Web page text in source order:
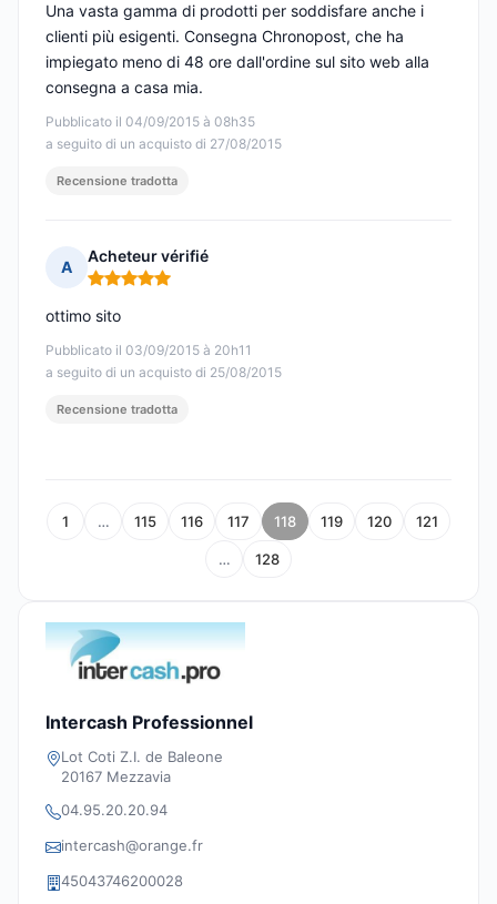
Pubblicato il 04/09/2015 à 08h35
a seguito di un acquisto di 27/08/2015
Una vasta gamma di prodotti per soddisfare anche i
clienti più esigenti. Consegna Chronopost, che ha
impiegato meno di 48 ore dall'ordine sul sito web alla
consegna a casa mia.
Recensione tradotta
A
Acheteur vérifié
Nota: 5 su 5
Pubblicato il 03/09/2015 à 20h11
a seguito di un acquisto di 25/08/2015
ottimo sito
Recensione tradotta
1 … 115 116 117 118 119 120 121
… 128
Intercash Professionnel
Lot Coti Z.I. de Baleone
20167 Mezzavia
04.95.20.20.94
intercash@orange.fr
45043746200028